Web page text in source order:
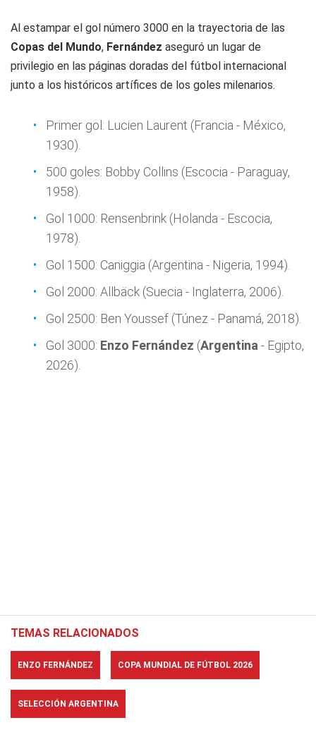
Al estampar el gol número 3000 en la trayectoria de las
Copas del Mundo, Fernández aseguró un lugar de
privilegio en las páginas doradas del fútbol internacional
junto a los históricos artífices de los goles milenarios.
Primer gol: Lucien Laurent (Francia - México,
1930).
500 goles: Bobby Collins (Escocia - Paraguay,
1958).
Gol 1000: Rensenbrink (Holanda - Escocia,
1978).
Gol 1500: Caniggia (Argentina - Nigeria, 1994).
Gol 2000: Allbäck (Suecia - Inglaterra, 2006).
Gol 2500: Ben Youssef (Túnez - Panamá, 2018).
Gol 3000: Enzo Fernández (Argentina - Egipto,
2026).
TEMAS RELACIONADOS
ENZO FERNÁNDEZ COPA MUNDIAL DE FÚTBOL 2026
SELECCIÓN ARGENTINA